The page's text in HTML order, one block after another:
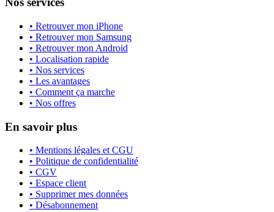
• Retrouver mon iPhone
• Retrouver mon Samsung
• Retrouver mon Android
• Localisation rapide
• Nos services
• Les avantages
• Comment ça marche
• Nos offres
En savoir plus
• Mentions légales et CGU
• Politique de confidentialité
• CGV
• Espace client
• Supprimer mes données
• Désabonnement